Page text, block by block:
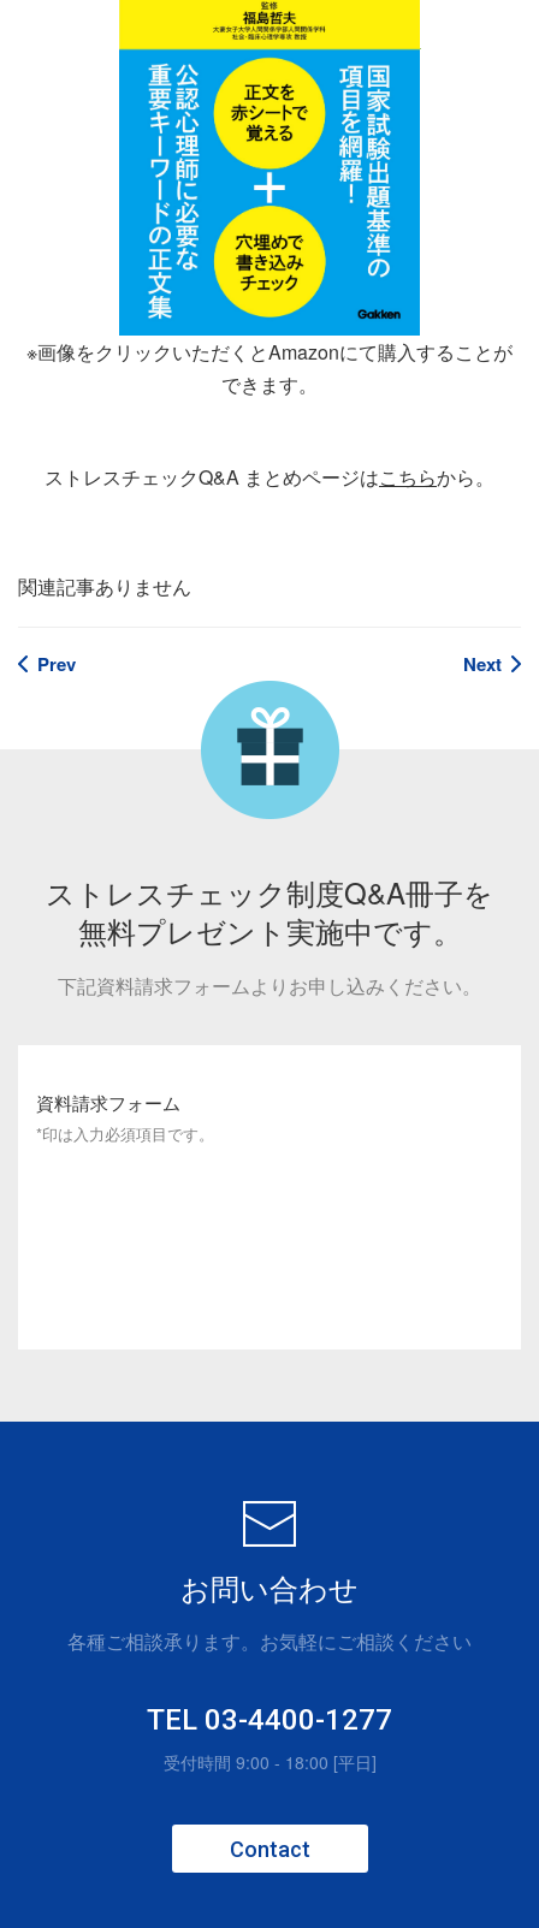
※画像をクリックいただくとAmazonにて購入することが
できます。
ストレスチェックQ&A まとめページはこちらから。
関連記事ありません
Prev Next
ストレスチェック制度Q&A冊子を
無料プレゼント実施中です。
下記資料請求フォームよりお申し込みください。
資料請求フォーム
*印は入力必須項目です。
お問い合わせ
各種ご相談承ります。お気軽にご相談ください
TEL 03-4400-1277
受付時間 9:00 - 18:00 [平日]
Contact